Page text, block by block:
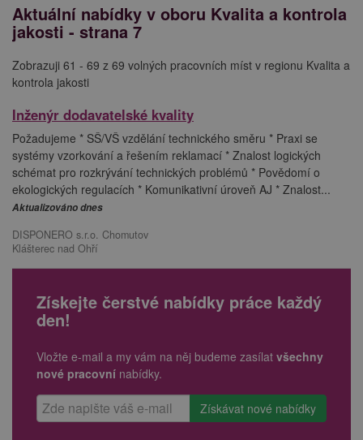
Aktuální nabídky v oboru Kvalita a kontrola
jakosti - strana 7
Zobrazuji 61 - 69 z 69 volných pracovních míst v regionu Kvalita a
kontrola jakosti
Inženýr dodavatelské kvality
Požadujeme * SŠ/VŠ vzdělání technického směru * Praxi se
systémy vzorkování a řešením reklamací * Znalost logických
schémat pro rozkrývání technických problémů * Povědomí o
ekologických regulacích * Komunikativní úroveň AJ * Znalost...
Aktualizováno dnes
DISPONERO s.r.o. Chomutov
Klášterec nad Ohří
Získejte čerstvé nabídky práce každý
den!
Vložte e-mail a my vám na něj budeme zasílat všechny
nové pracovní nabídky.